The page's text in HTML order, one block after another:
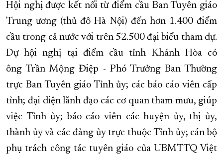
Hội nghị được kết nối từ điểm cầu Ban Tuyên giáo
Trung ương (thủ đô Hà Nội) đến hơn 1.400 điểm
cầu trong cả nước với trên 52.500 đại biểu tham dự.
Dự hội nghị tại điểm cầu tỉnh Khánh Hòa có
ông Trần Mộng Điệp - Phó Trưởng Ban Thường
trực Ban Tuyên giáo Tỉnh ủy; các báo cáo viên cấp
tỉnh; đại diện lãnh đạo các cơ quan tham mưu, giúp
việc Tỉnh ủy; báo cáo viên các huyện ủy, thị ủy,
thành ủy và các đảng ủy trực thuộc Tỉnh ủy; cán bộ
phụ trách công tác tuyên giáo của UBMTTQ Việt